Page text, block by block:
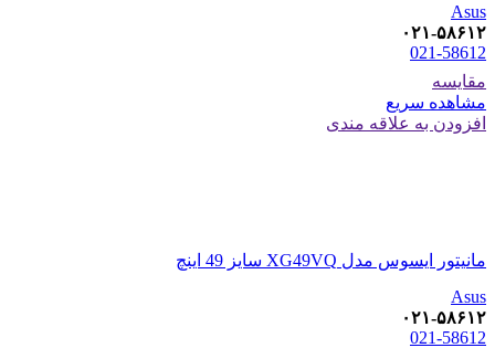
Asus
۰۲۱-۵۸۶۱۲
021-58612
مقایسه
مشاهده سریع
افزودن به علاقه مندی
مانیتور ایسوس مدل XG49VQ سایز 49 اینچ
Asus
۰۲۱-۵۸۶۱۲
021-58612